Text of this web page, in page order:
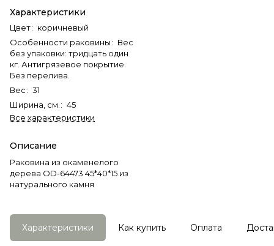
Характеристики
Цвет: коричневый
Особенности раковины: Вес
без упаковки: тридцать один
кг. Антигрязевое покрытие.
Без перелива.
Вес: 31
Ширина, см. : 45
Все характеристики
Описание
Раковина из окаменелого
дерева OD-64473 45*40*15 из
натурального камня
Характеристики Как купить Оплата